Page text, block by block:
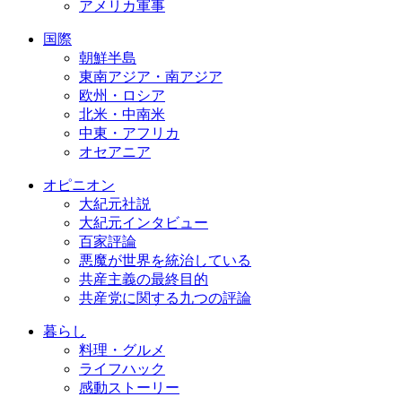
アメリカ軍事
国際
朝鮮半島
東南アジア・南アジア
欧州・ロシア
北米・中南米
中東・アフリカ
オセアニア
オピニオン
大紀元社説
大紀元インタビュー
百家評論
悪魔が世界を統治している
共産主義の最終目的
共産党に関する九つの評論
暮らし
料理・グルメ
ライフハック
感動ストーリー